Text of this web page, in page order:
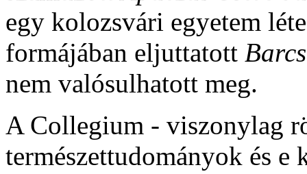
egy kolozsvári egyetem
formájában eljuttatott
nem valósulhatott meg.
A Collegium - viszonylag
természettudományok és e